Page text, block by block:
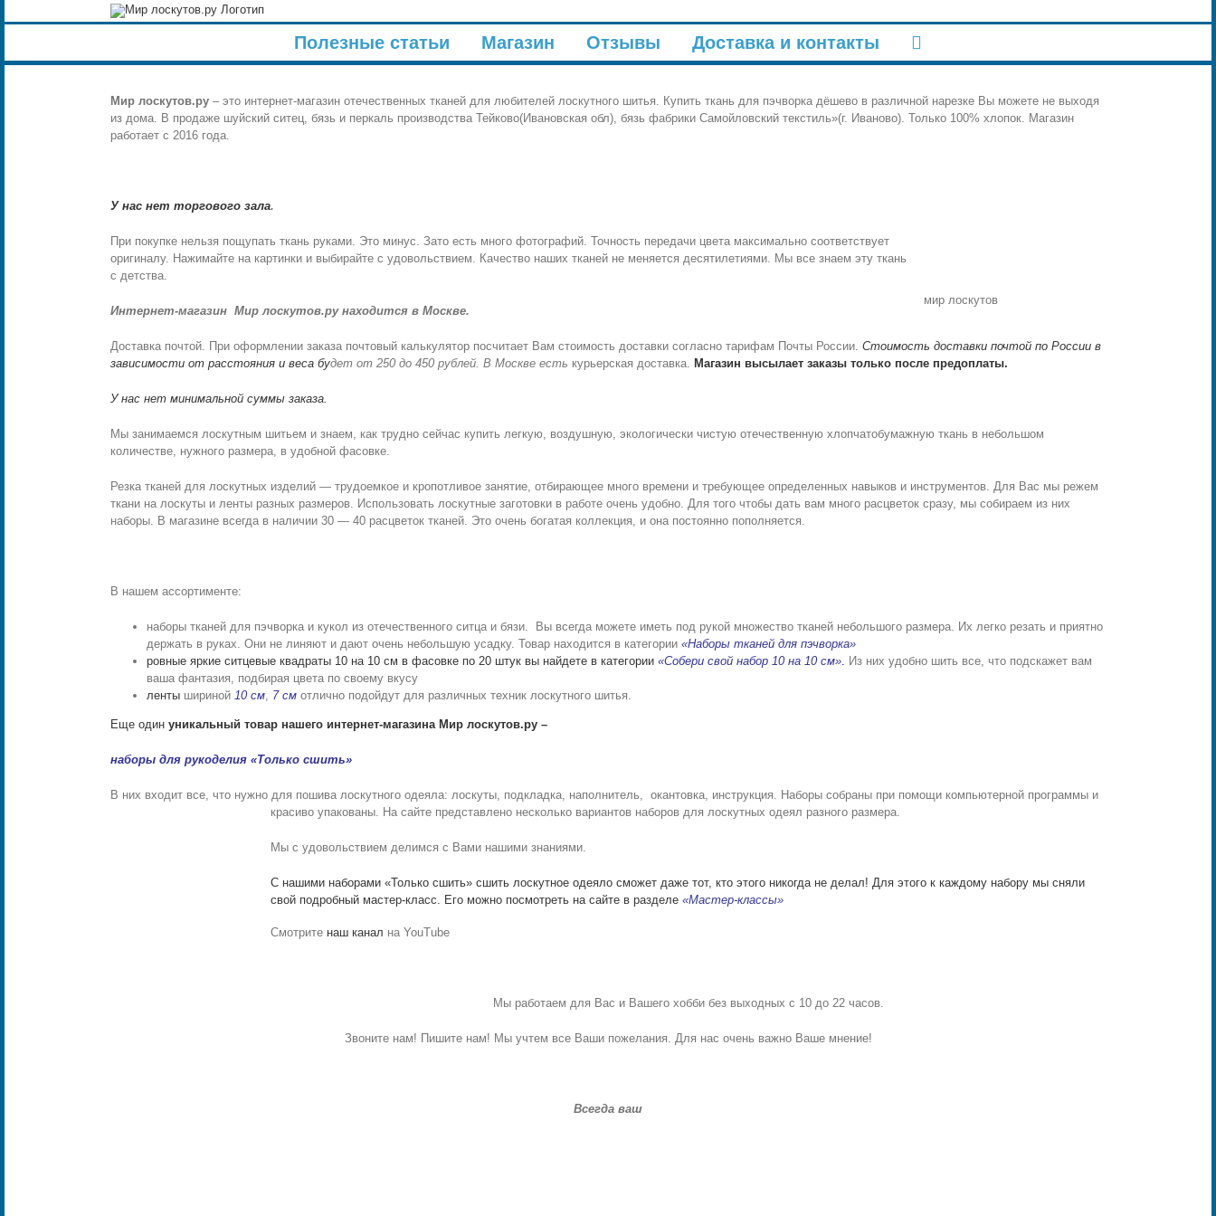
to
Полезные статьи Магазин Отзывы Доставка и контакты
Мир лоскутов.ру – это интернет-магазин отечественных тканей для любителей лоскутного шитья. Купить ткань для пэчворка дёшево в различной нарезке Вы можете не выходя
из дома. В продаже шуйский ситец, бязь и перкаль производства Тейково(Ивановская обл), бязь фабрики Самойловский текстиль»(г. Иваново). Только 100% хлопок. Магазин
работает с 2016 года.
мир лоскутов
У нас нет торгового зала.
При покупке нельзя пощупать ткань руками. Это минус. Зато есть много фотографий. Точность передачи цвета максимально соответствует
оригиналу. Нажимайте на картинки и выбирайте с удовольствием. Качество наших тканей не меняется десятилетиями. Мы все знаем эту ткань
с детства.
Интернет-магазин Мир лоскутов.ру находится в Москве.
Доставка почтой. При оформлении заказа почтовый калькулятор посчитает Вам стоимость доставки согласно тарифам Почты России. Стоимость доставки почтой по России в
зависимости от расстояния и веса будет от 250 до 450 рублей. В Москве есть курьерская доставка. Магазин высылает заказы только после предоплаты.
У нас нет минимальной суммы заказа.
Мы занимаемся лоскутным шитьем и знаем, как трудно сейчас купить легкую, воздушную, экологически чистую отечественную хлопчатобумажную ткань в небольшом
количестве, нужного размера, в удобной фасовке.
Резка тканей для лоскутных изделий — трудоемкое и кропотливое занятие, отбирающее много времени и требующее определенных навыков и инструментов. Для Вас мы режем
ткани на лоскуты и ленты разных размеров. Использовать лоскутные заготовки в работе очень удобно. Для того чтобы дать вам много расцветок сразу, мы собираем из них
наборы. В магазине всегда в наличии 30 — 40 расцветок тканей. Это очень богатая коллекция, и она постоянно пополняется.
В нашем ассортименте:
наборы тканей для пэчворка и кукол из отечественного ситца и бязи.
Вы всегда можете иметь под рукой множество тканей небольшого размера. Их легко резать и приятно
держать в руках. Они не линяют и дают очень небольшую усадку. Товар находится в категории «Наборы тканей для пэчворка»
ровные яркие ситцевые квадраты 10 на 10 см в фасовке по 20 штук вы найдете в категории «Собери свой набор 10 на 10 см». Из них удобно шить все, что подскажет вам
ваша фантазия, подбирая цвета по своему вкусу
ленты шириной 10 см, 7 см отлично подойдут для различных техник лоскутного шитья.
Еще один уникальный товар нашего интернет-магазина Мир лоскутов.ру –
наборы для рукоделия «Только сшить»
В них входит все, что нужно для пошива лоскутного одеяла: лоскуты, подкладка, наполнитель, окантовка, инструкция. Наборы собраны при помощи компьютерной программы и
красиво упакованы. На сайте представлено несколько вариантов наборов для лоскутных одеял разного размера.
Мы с удовольствием делимся с Вами нашими знаниями.
С нашими наборами «Только сшить» сшить лоскутное одеяло сможет даже тот, кто этого никогда не делал! Для этого к каждому набору мы сняли
свой подробный мастер-класс. Его можно посмотреть на сайте в разделе «Мастер-классы»
Смотрите наш канал на YouTube
Мы работаем для Вас и Вашего хобби без выходных с 10 до 22 часов.
Звоните нам! Пишите нам! Мы учтем все Ваши пожелания. Для нас очень важно Ваше мнение!
Всегда ваш